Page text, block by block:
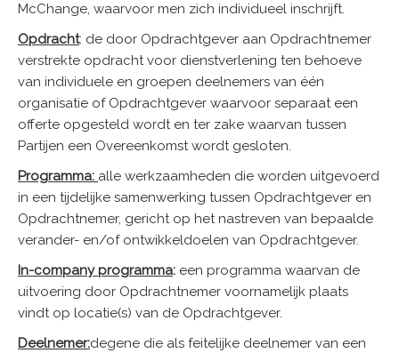
McChange, waarvoor men zich individueel inschrijft.
Opdracht: de door Opdrachtgever aan Opdrachtnemer
verstrekte opdracht voor dienstverlening ten behoeve
van individuele en groepen deelnemers van één
organisatie of Opdrachtgever waarvoor separaat een
offerte opgesteld wordt en ter zake waarvan tussen
Partijen een Overeenkomst wordt gesloten.
Programma: alle werkzaamheden die worden uitgevoerd
in een tijdelijke samenwerking tussen Opdrachtgever en
Opdrachtnemer, gericht op het nastreven van bepaalde
verander- en/of ontwikkeldoelen van Opdrachtgever.
In-company programma: een programma waarvan de
uitvoering door Opdrachtnemer voornamelijk plaats
vindt op locatie(s) van de Opdrachtgever.
Deelnemer:degene die als feitelijke deelnemer van een